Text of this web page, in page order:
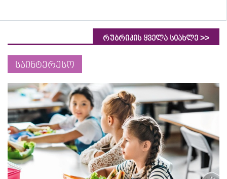
რუბრიკის ყველა სიახლე >>
საინტერესო